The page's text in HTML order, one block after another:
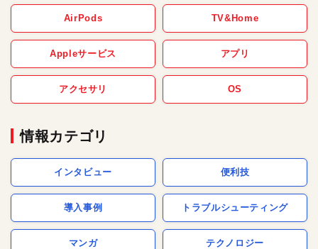
AirPods TV&Home
Appleサービス アプリ
アクセサリ OS
情報カテゴリ
インタビュー 便利技
導入事例 トラブルシューティング
マンガ テクノロジー